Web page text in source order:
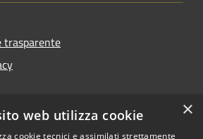
trasparente
×
web utilizza cookie
cookie tecnici e assimilati strettamente